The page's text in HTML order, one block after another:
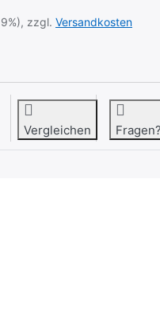
zzgl. Versandkosten
Vergleichen Fragen?